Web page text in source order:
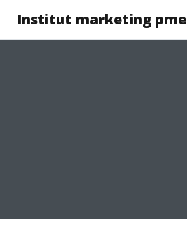
Institut marketing pme